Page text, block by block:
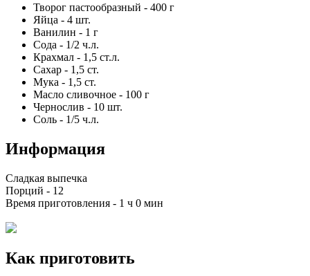
Творог пастообразный - 400 г
Яйца - 4 шт.
Ванилин - 1 г
Сода - 1/2 ч.л.
Крахмал - 1,5 ст.л.
Сахар - 1,5 ст.
Мука - 1,5 ст.
Масло сливочное - 100 г
Чернослив - 10 шт.
Соль - 1/5 ч.л.
Информация
Сладкая выпечка
Порций - 12
Время приготовления - 1 ч 0 мин
Как приготовить